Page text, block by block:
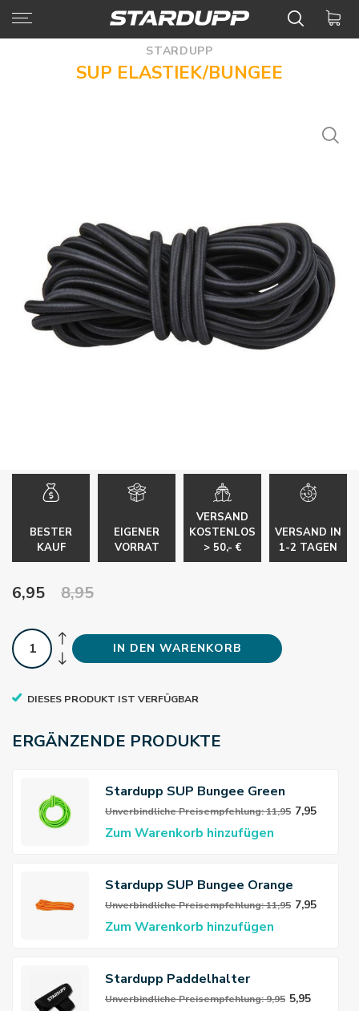
STARDUPP
SUP ELASTIEK/BUNGEE
BESTER
KAUF
EIGENER
VORRAT
VERSAND
KOSTENLOS
> 50,- €
VERSAND IN
1-2 TAGEN
6,95 8,95
IN DEN WARENKORB
DIESES PRODUKT IST VERFÜGBAR
ERGÄNZENDE PRODUKTE
Stardupp SUP Bungee Green
Unverbindliche Preisempfehlung: 11,95 7,95
Zum Warenkorb hinzufügen
Stardupp SUP Bungee Orange
Unverbindliche Preisempfehlung: 11,95 7,95
Zum Warenkorb hinzufügen
Stardupp Paddelhalter
Unverbindliche Preisempfehlung: 9,95 5,95